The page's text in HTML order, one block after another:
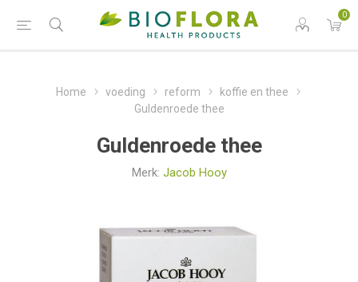
0
Home voeding reform
koffie en thee
Guldenroede thee
Guldenroede thee
Merk: Jacob Hooy